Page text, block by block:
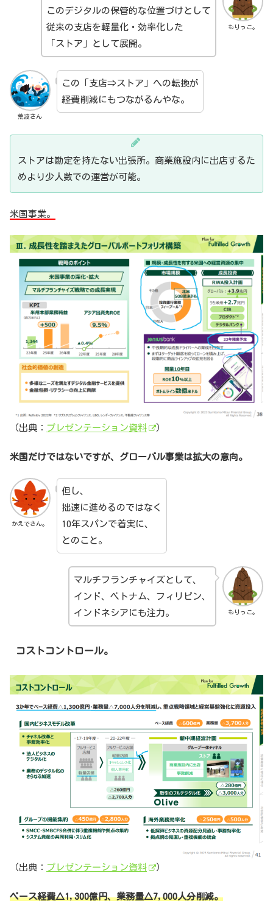
もりっこ。
このデジタルの保管的な位置づけとして
従来の支店を軽量化・効率化した
「ストア」として展開。
荒波さん
この「支店⇒ストア」への転換が
経費削減にもつながるんやな。
ストアは勘定を持たない出張所。商業施設内に出店するた
めより少人数での運営が可能。
米国事業。
（出典： プレゼンテーション資料 ）
米国だけではないですが、グローバル事業は拡大の意向。
かえでさん。
但し、
拙速に進めるのではなく
10年スパンで着実に、
とのこと。
もりっこ。
マルチフランチャイズとして、
インド、ベトナム、フィリピン、
インドネシアにも注力。
コストコントロール。
（出典： プレゼンテーション資料 ）
ベース経費△1,300億円、業務量△7,000人分削減。